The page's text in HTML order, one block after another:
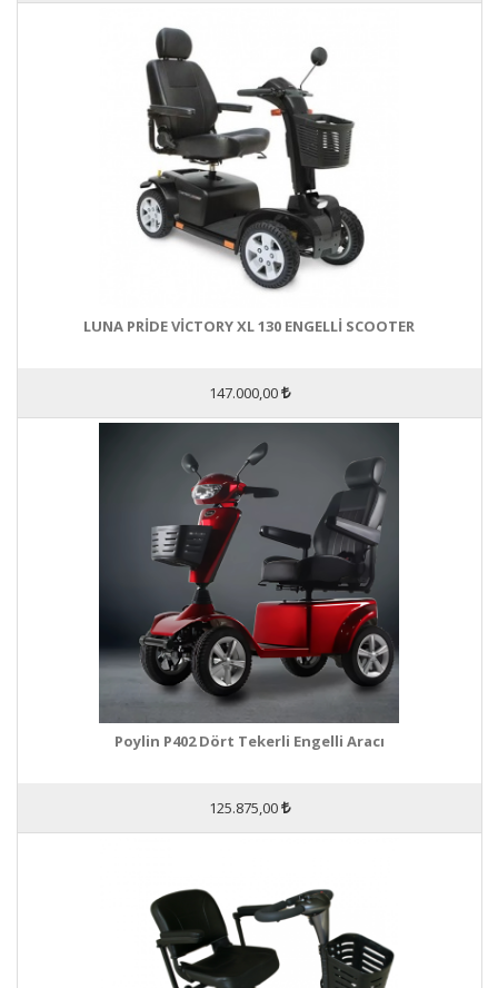
LUNA PRİDE VİCTORY XL 130 ENGELLİ SCOOTER
147.000,00
Poylin P402 Dört Tekerli Engelli Aracı
125.875,00